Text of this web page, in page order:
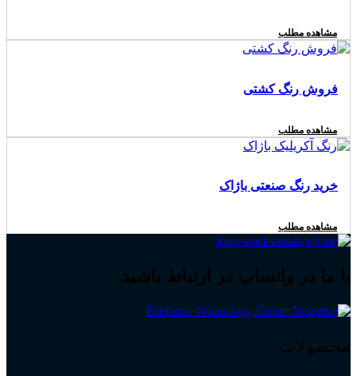
مشاهده مطلب
فروش رنگ کشتی
مشاهده مطلب
خرید رنگ صنعتی باژاک
مشاهده مطلب
با ما در واتساپ در ارتباط باشید
محصولات